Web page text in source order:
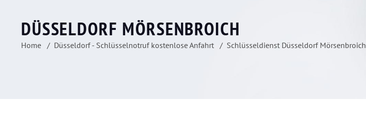
DÜSSELDORF MÖRSENBROICH
Home Düsseldorf - Schlüsselnotruf kostenlose Anfahrt Schlüsseldienst Düsseldorf Mörsenbroich